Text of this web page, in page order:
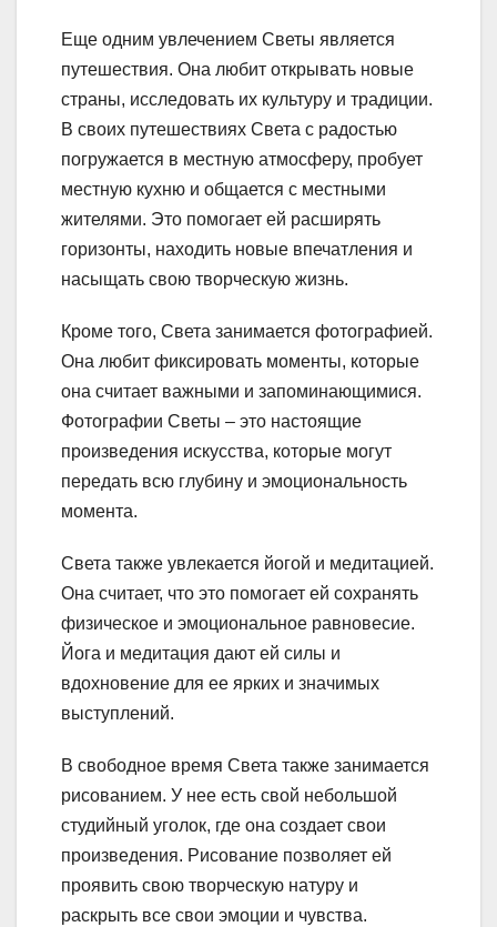
Еще одним увлечением Светы является
путешествия. Она любит открывать новые
страны, исследовать их культуру и традиции.
В своих путешествиях Света с радостью
погружается в местную атмосферу, пробует
местную кухню и общается с местными
жителями. Это помогает ей расширять
горизонты, находить новые впечатления и
насыщать свою творческую жизнь.
Кроме того, Света занимается фотографией.
Она любит фиксировать моменты, которые
она считает важными и запоминающимися.
Фотографии Светы – это настоящие
произведения искусства, которые могут
передать всю глубину и эмоциональность
момента.
Света также увлекается йогой и медитацией.
Она считает, что это помогает ей сохранять
физическое и эмоциональное равновесие.
Йога и медитация дают ей силы и
вдохновение для ее ярких и значимых
выступлений.
В свободное время Света также занимается
рисованием. У нее есть свой небольшой
студийный уголок, где она создает свои
произведения. Рисование позволяет ей
проявить свою творческую натуру и
раскрыть все свои эмоции и чувства.